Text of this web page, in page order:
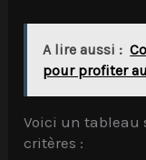
A lire aussi :
pour profiter
Voici un tableau
critères :